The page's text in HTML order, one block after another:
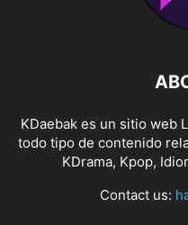
KDaebak es un sitio web
todo tipo de contenido
KDrama, Kpop,
Contact us: